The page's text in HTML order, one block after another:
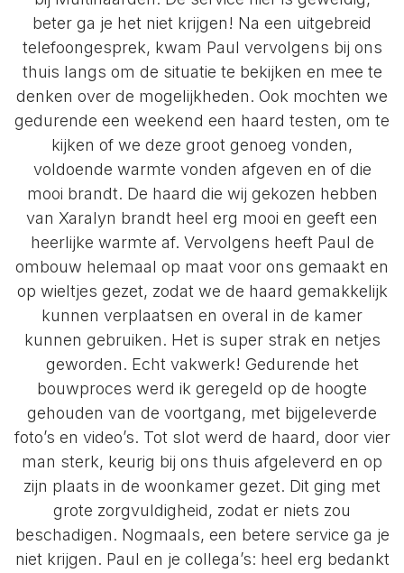
beter ga je het niet krijgen! Na een uitgebreid
telefoongesprek, kwam Paul vervolgens bij ons
thuis langs om de situatie te bekijken en mee te
denken over de mogelijkheden. Ook mochten we
gedurende een weekend een haard testen, om te
kijken of we deze groot genoeg vonden,
voldoende warmte vonden afgeven en of die
mooi brandt. De haard die wij gekozen hebben
van Xaralyn brandt heel erg mooi en geeft een
heerlijke warmte af. Vervolgens heeft Paul de
ombouw helemaal op maat voor ons gemaakt en
op wieltjes gezet, zodat we de haard gemakkelijk
kunnen verplaatsen en overal in de kamer
kunnen gebruiken. Het is super strak en netjes
geworden. Echt vakwerk! Gedurende het
bouwproces werd ik geregeld op de hoogte
gehouden van de voortgang, met bijgeleverde
foto’s en video’s. Tot slot werd de haard, door vier
man sterk, keurig bij ons thuis afgeleverd en op
zijn plaats in de woonkamer gezet. Dit ging met
grote zorgvuldigheid, zodat er niets zou
beschadigen. Nogmaals, een betere service ga je
niet krijgen. Paul en je collega’s: heel erg bedankt